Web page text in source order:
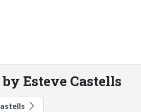
Esteve Castells